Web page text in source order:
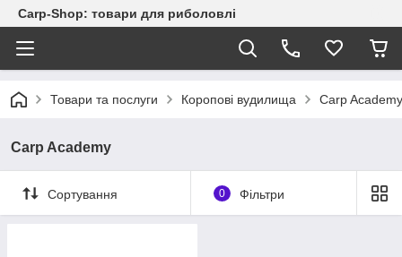
Carp-Shop: товари для риболовлі
Товари та послуги Коропові вудилища Carp Academy
Carp Academy
Сортування 0 Фільтри